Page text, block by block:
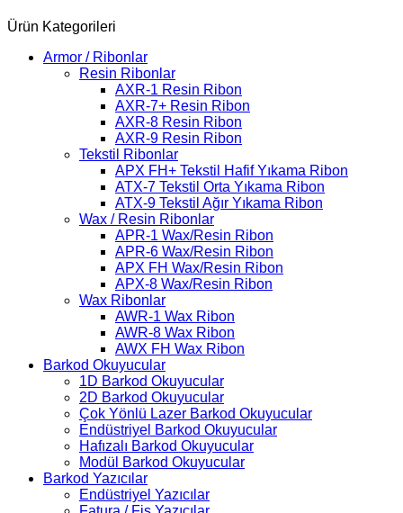
Ürün Kategorileri
Armor / Ribonlar
Resin Ribonlar
AXR-1 Resin Ribon
AXR-7+ Resin Ribon
AXR-8 Resin Ribon
AXR-9 Resin Ribon
Tekstil Ribonlar
APX FH+ Tekstil Hafif Yıkama Ribon
ATX-7 Tekstil Orta Yıkama Ribon
ATX-9 Tekstil Ağır Yıkama Ribon
Wax / Resin Ribonlar
APR-1 Wax/Resin Ribon
APR-6 Wax/Resin Ribon
APX FH Wax/Resin Ribon
APX-8 Wax/Resin Ribon
Wax Ribonlar
AWR-1 Wax Ribon
AWR-8 Wax Ribon
AWX FH Wax Ribon
Barkod Okuyucular
1D Barkod Okuyucular
2D Barkod Okuyucular
Çok Yönlü Lazer Barkod Okuyucular
Endüstriyel Barkod Okuyucular
Hafızalı Barkod Okuyucular
Modül Barkod Okuyucular
Barkod Yazıcılar
Endüstriyel Yazıcılar